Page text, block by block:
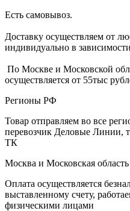
Есть самовывоз.
Доставку осуществляем от
индивидуально в
По Москве и Московской
осуществляется от 55тыс
Регионы РФ
Товар отправляем во все
перевозчик Деловые Линии,
ТК
Москва и Московская область
Оплата осуществляется
выставленному счету,
физическими лицами